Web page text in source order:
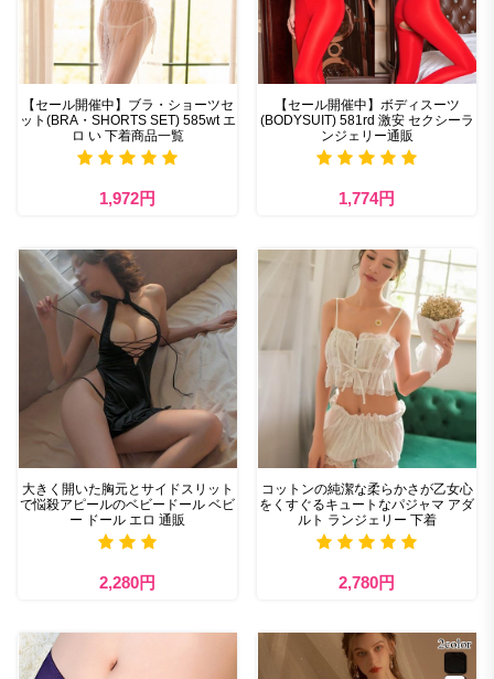
【セール開催中】ブラ・ショーツセ
ット(BRA・SHORTS SET) 585wt エ
ロ い 下着商品一覧
1,972円
【セール開催中】ボディスーツ
(BODYSUIT) 581rd 激安 セクシーラ
ンジェリー通販
1,774円
大きく開いた胸元とサイドスリット
で悩殺アピールのベビードール ベビ
ー ドール エロ 通販
2,280円
コットンの純潔な柔らかさが乙女心
をくすぐるキュートなパジャマ アダ
ルト ランジェリー 下着
2,780円